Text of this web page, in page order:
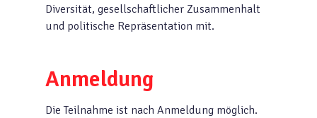
Diversität, gesellschaftlicher Zusammenhalt
und politische Repräsentation mit.
Anmeldung
Die Teilnahme ist nach Anmeldung möglich.